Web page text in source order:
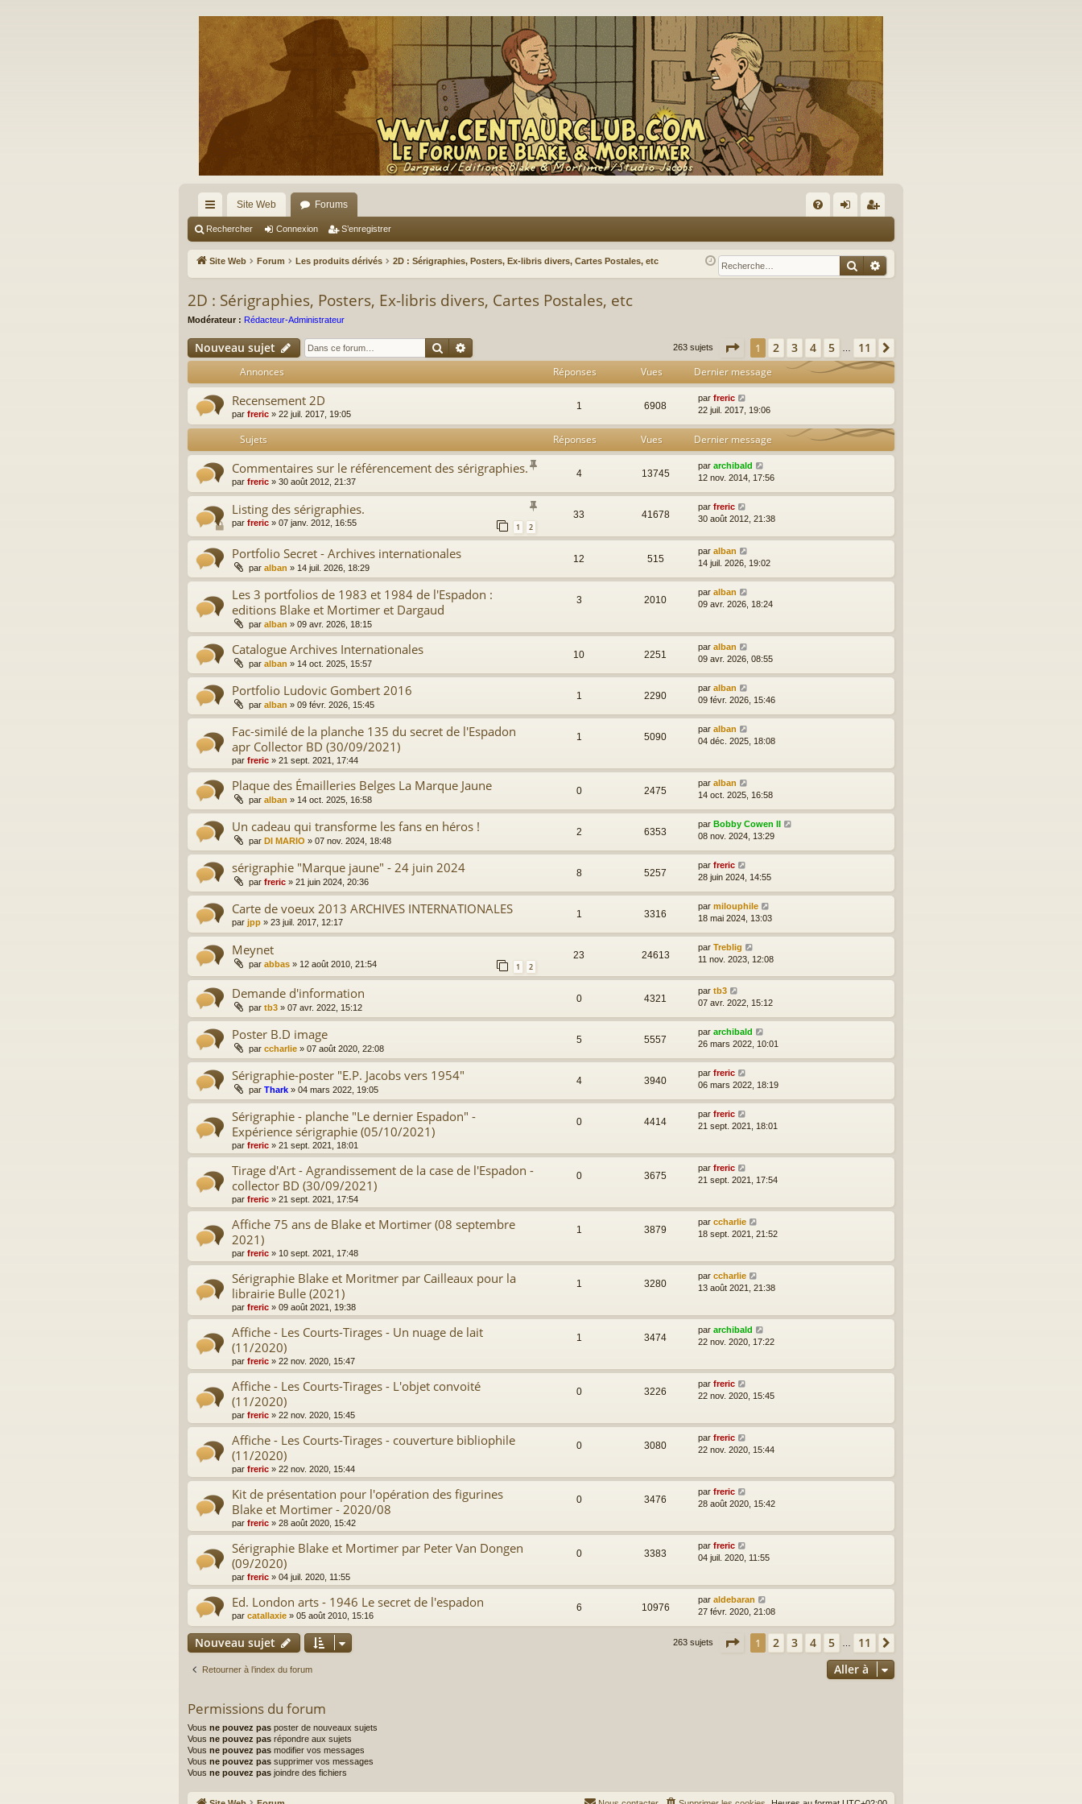
cc
ès
ra
pi
de
Site Web Forums
Q ne
xi
nr
eg
Rechercher Connexion S’enregistrer
Site Web Forum Les produits dérivés 2D : Sérigraphies, Posters, Ex-libris divers, Cartes Postales, etc Rechercher
Recherche avancée
2D : Sérigraphies, Posters, Ex-libris divers, Cartes Postales, etc
Modérateur : Rédacteur-Administrateur
Nouveau sujet Rechercher 263 sujets Page 1sur 11
1 2 3 4 5 … 11
Annonces Réponses Vues Dernier message
Recensement 2D
par freric » 22 juil. 2017, 19:05
1 6908
par freric
22 juil. 2017, 19:06
Sujets Réponses Vues Dernier message
Commentaires sur le référencement des sérigraphies.
par freric » 30 août 2012, 21:37
4 13745
par archibald
12 nov. 2014, 17:56
Listing des sérigraphies.
par freric » 07 janv. 2012, 16:55 1 2
33 41678
par freric
30 août 2012, 21:38
Portfolio Secret - Archives internationales
par alban » 14 juil. 2026, 18:29
12 515
par alban
14 juil. 2026, 19:02
Les 3 portfolios de 1983 et 1984 de l'Espadon :
editions Blake et Mortimer et Dargaud
par alban » 09 avr. 2026, 18:15
3 2010
par alban
09 avr. 2026, 18:24
Catalogue Archives Internationales
par alban » 14 oct. 2025, 15:57
10 2251
par alban
09 avr. 2026, 08:55
Portfolio Ludovic Gombert 2016
par alban » 09 févr. 2026, 15:45
1 2290
par alban
09 févr. 2026, 15:46
Fac-similé de la planche 135 du secret de l'Espadon
apr Collector BD (30/09/2021)
par freric » 21 sept. 2021, 17:44
1 5090
par alban
04 déc. 2025, 18:08
Plaque des Émailleries Belges La Marque Jaune
par alban » 14 oct. 2025, 16:58
0 2475
par alban
14 oct. 2025, 16:58
Un cadeau qui transforme les fans en héros !
par DI MARIO » 07 nov. 2024, 18:48
2 6353
par Bobby Cowen II
08 nov. 2024, 13:29
sérigraphie "Marque jaune" - 24 juin 2024
par freric » 21 juin 2024, 20:36
8 5257
par freric
28 juin 2024, 14:55
Carte de voeux 2013 ARCHIVES INTERNATIONALES
par jpp » 23 juil. 2017, 12:17
1 3316
par milouphile
18 mai 2024, 13:03
Meynet
par abbas » 12 août 2010, 21:54 1 2
23 24613
par Treblig
11 nov. 2023, 12:08
Demande d'information
par tb3 » 07 avr. 2022, 15:12
0 4321
par tb3
07 avr. 2022, 15:12
Poster B.D image
par ccharlie » 07 août 2020, 22:08
5 5557
par archibald
26 mars 2022, 10:01
Sérigraphie-poster "E.P. Jacobs vers 1954"
par Thark » 04 mars 2022, 19:05
4 3940
par freric
06 mars 2022, 18:19
Sérigraphie - planche "Le dernier Espadon" -
Expérience sérigraphie (05/10/2021)
par freric » 21 sept. 2021, 18:01
0 4414
par freric
21 sept. 2021, 18:01
Tirage d'Art - Agrandissement de la case de l'Espadon -
collector BD (30/09/2021)
par freric » 21 sept. 2021, 17:54
0 3675
par freric
21 sept. 2021, 17:54
Affiche 75 ans de Blake et Mortimer (08 septembre
2021)
par freric » 10 sept. 2021, 17:48
1 3879
par ccharlie
18 sept. 2021, 21:52
Sérigraphie Blake et Moritmer par Cailleaux pour la
librairie Bulle (2021)
par freric » 09 août 2021, 19:38
1 3280
par ccharlie
13 août 2021, 21:38
Affiche - Les Courts-Tirages - Un nuage de lait
(11/2020)
par freric » 22 nov. 2020, 15:47
1 3474
par archibald
22 nov. 2020, 17:22
Affiche - Les Courts-Tirages - L'objet convoité
(11/2020)
par freric » 22 nov. 2020, 15:45
0 3226
par freric
22 nov. 2020, 15:45
Affiche - Les Courts-Tirages - couverture bibliophile
(11/2020)
par freric » 22 nov. 2020, 15:44
0 3080
par freric
22 nov. 2020, 15:44
Kit de présentation pour l'opération des figurines
Blake et Mortimer - 2020/08
par freric » 28 août 2020, 15:42
0 3476
par freric
28 août 2020, 15:42
Sérigraphie Blake et Mortimer par Peter Van Dongen
(09/2020)
par freric » 04 juil. 2020, 11:55
0 3383
par freric
04 juil. 2020, 11:55
Ed. London arts - 1946 Le secret de l'espadon
par catallaxie » 05 août 2010, 15:16
6 10976
par aldebaran
27 févr. 2020, 21:08
Nouveau sujet 263 sujets Page 1sur 11
1 2 3 4 5 11
Retourner à l’index du forum Aller à
Permissions du forum
Vous ne pouvez pas poster de nouveaux sujets
Vous ne pouvez pas répondre aux sujets
Vous ne pouvez pas modifier vos messages
Vous ne pouvez pas supprimer vos messages
Vous ne pouvez pas joindre des fichiers